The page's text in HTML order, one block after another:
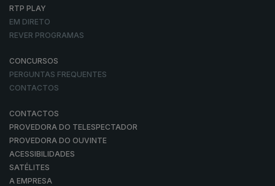
RTP PLAY
EM DIRETO
REVER PROGRAMAS
CONCURSOS
PERGUNTAS FREQUENTES
CONTACTOS
CONTACTOS
PROVEDORA DO TELESPECTADOR
PROVEDORA DO OUVINTE
ACESSIBILIDADES
SATÉLITES
A EMPRESA